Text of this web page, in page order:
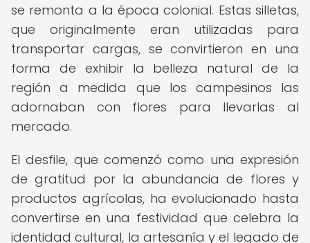
se remonta a la época colonial. Estas silletas,
que originalmente eran utilizadas para
transportar cargas, se convirtieron en una
forma de exhibir la belleza natural de la
región a medida que los campesinos las
adornaban con flores para llevarlas al
mercado.
El desfile, que comenzó como una expresión
de gratitud por la abundancia de flores y
productos agrícolas, ha evolucionado hasta
convertirse en una festividad que celebra la
identidad cultural, la artesanía y el legado de